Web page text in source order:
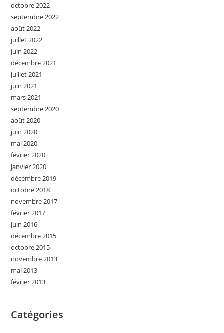
octobre 2022
septembre 2022
août 2022
juillet 2022
juin 2022
décembre 2021
juillet 2021
juin 2021
mars 2021
septembre 2020
août 2020
juin 2020
mai 2020
février 2020
janvier 2020
décembre 2019
octobre 2018
novembre 2017
février 2017
juin 2016
décembre 2015
octobre 2015
novembre 2013
mai 2013
février 2013
Catégories